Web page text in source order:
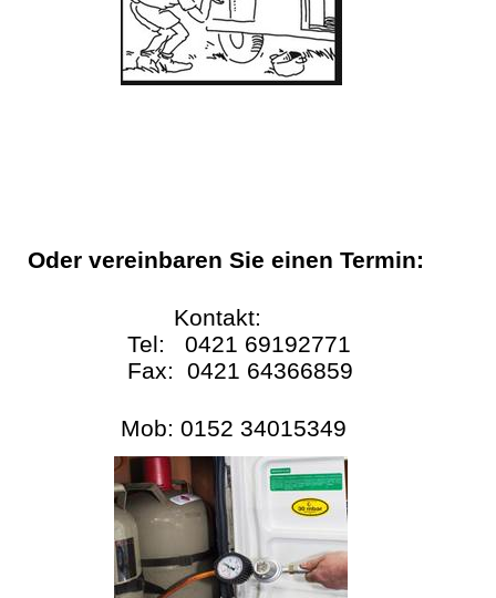
Oder vereinbaren Sie einen Termin:
Kontakt:
Tel: 0421 69192771
Fax: 0421 64366859
Mob: 0152 34015349